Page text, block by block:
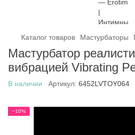
Каталог товаров Мастурбаторы
Мастурбатор
вибрацией Vibrating
В наличии Артикул: 6452LVTOY064
−10%